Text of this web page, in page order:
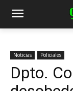
Noticias Policiales
Dpto.